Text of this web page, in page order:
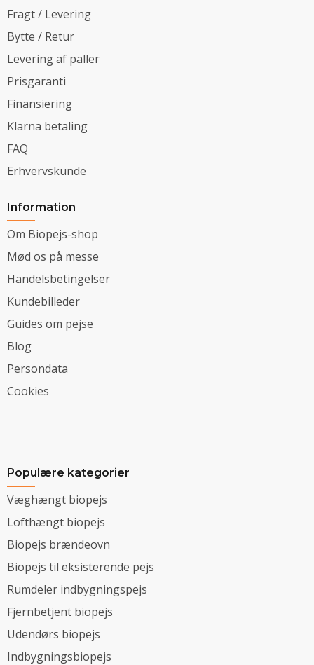
Fragt / Levering
Bytte / Retur
Levering af paller
Prisgaranti
Finansiering
Klarna betaling
FAQ
Erhvervskunde
Information
Om Biopejs-shop
Mød os på messe
Handelsbetingelser
Kundebilleder
Guides om pejse
Blog
Persondata
Cookies
Populære kategorier
Væghængt biopejs
Lofthængt biopejs
Biopejs brændeovn
Biopejs til eksisterende pejs
Rumdeler indbygningspejs
Fjernbetjent biopejs
Udendørs biopejs
Indbygningsbiopejs